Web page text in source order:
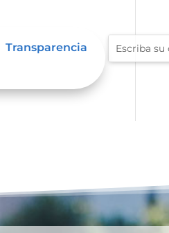
Transparencia